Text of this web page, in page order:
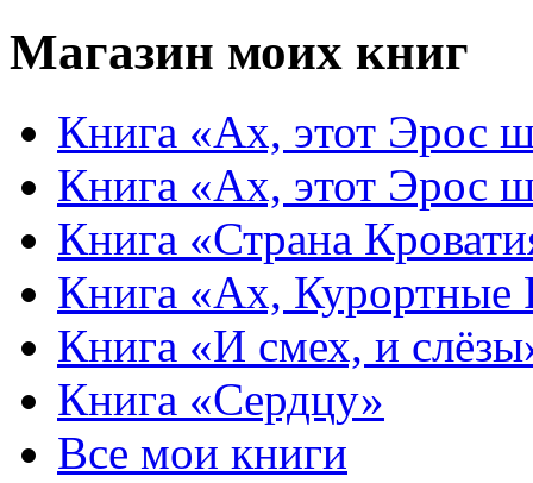
Магазин моих книг
Книга «Ах, этот Эрос
Книга «Ах, этот Эрос
Книга «Страна
Книга «Ах,
Книга «И смех, и
Книга «Сердцу»
Все мои книги